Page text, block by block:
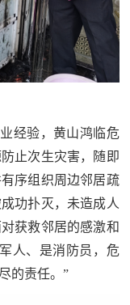
经验，黄山鸿临危
止次生灾害，随即
序组织周边邻居疏
功扑灭，未造成人
获救邻居的感激和
人、是消防员，危
的责任。”